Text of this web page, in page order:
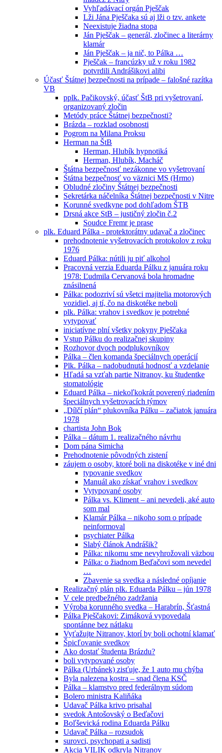
Vyhľadávací orgán Pješčak
Lži Jána Pješčaka sú aj lži o tzv. ankete
Neexistuje žiadna stopa
Ján Pješčak – generál, zločinec a literárny
klamár
Ján Pješčak – ja nič, to Pálka …
Pješčak – francúzky už v roku 1982
potvrdili Andrášikovi alibi
Účasť Štátnej bezpečnosti na prípade – falošné razítka
VB
pplk. Pačikovský, účasť ŠtB pri vyšetrovaní,
organizovaný zločin
Metódy práce Štátnej bezpečnosti?
Brázda – rozklad osobnosti
Pogrom na Milana Proksu
Herman na ŠtB
Herman, Hlubík hypnotiká
Herman, Hlubík, Macháč
Štátna bezpečnosť nezákonne vo vyšetrovaní
Śtátna bezpečnosť vo väznici MS (Hrmo)
Obludné zločiny Štátnej bezpečnosti
Sekretárka náčelníka Štátnej bezpečnosti v Nitre
Korunné svedkyne pod dohľadom ŠTB
Drsná akce StB – justičný zločin č.2
Soudce Fremr je prase
plk. Eduard Pálka - protektorátny udavač a zločinec
prehodnotenie vyšetrovacích protokolov z roku
1976
Eduard Pálka: nútili ju piť alkohol
Pracovná verzia Eduarda Pálku z januára roku
1978: Ľudmila Cervanová bola hromadne
znásilnená
Pálka: podozriví sú všetci majitelia motorových
vozidiel, aj tí, čo na diskotéke neboli
plk. Pálka: vrahov i svedkov je potrebné
vytypovať
iniciatívne plní všetky pokyny Pješčaka
Vstup Pálku do realizačnej skupiny
Rozhovor dvoch podplukovníkov
Pálka – člen komanda špeciálnych operácií
Plk. Pálka – nadobudnutá hodnosť a vzdelanie
Hľadá sa vzťah partie Nitranov, ku študentke
stomatológie
Eduard Pálka – niekoľkokrát poverený riadením
špeciálnych vyšetrovacích týmov
„Dílčí plán“ plukovníka Pálku – začiatok januára
1978
chartista John Bok
Pálka – dátum 1. realizačného návrhu
Dom pána Simicha
Prehodnotenie pôvodných zistení
záujem o osoby, ktoré boli na diskotéke v iné dni
typovanie svedkov
Manuál ako získať vrahov i svedkov
Vytypované osoby
Pálka vs. Kliment – ani nevedeli, aké auto
som mal
Klamár Pálka – nikoho som o prípade
neinformoval
psychiater Pálka
Slabý článok Andrášik?
Pálka: nikomu sme nevyhrožovali väzbou
Pálka: o žiadnom Beďačovi som nevedel
…
Zbavenie sa svedka a následné opíjanie
Realizačný plán plk. Eduarda Pálku – jún 1978
V cele predbežného zadržania
Výroba korunného svedka – Harabrín, Šťastná
Pálka Pješčakovi: Zimáková vypovedala
spontánne bez nátlaku
Vyťažujte Nitranov, ktorí by boli ochotní klamať
Špicľovanie svedkov
Ako dostať študenta Brázdu?
boli vytypované osoby
Pálka (Urbánek) zisťuje, že 1 auto mu chýba
Byla nalezena kostra – snad člena KSČ
Pálka – klamstvo pred federálnym súdom
Bolero ministra Kaliňáka
Udavač Pálka krivo prisahal
svedok Antošovský o Beďačovi
Boľševická rodina Eduarda Pálku
Udavač Pálka – rozsudok
surovci, psychopati a sadisti
Akcia VILIK odkryla Nitranov